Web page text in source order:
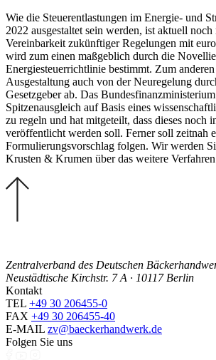
Wie die Steuerentlastungen im Energie- und
2022 ausgestaltet sein werden, ist aktuell
Vereinbarkeit zukünftiger Regelungen mit
wird zum einen maßgeblich durch die
Energiesteuerrichtlinie bestimmt. Zum
Ausgestaltung auch von der Neuregelung
Gesetzgeber ab. Das
Spitzenausgleich auf Basis eines
zu regeln und hat mitgeteilt, dass dieses noch
veröffentlicht werden soll. Ferner soll zeitnah
Formulierungsvorschlag folgen. Wir werden
Krusten & Krumen über das weitere
Zentralverband des Deutschen
Neustädtische Kirchstr. 7 A · 10117 Berlin
Kontakt
TEL +49 30 206455-0
FAX +49 30 206455-40
E-MAIL zv@baeckerhandwerk.de
Folgen Sie uns